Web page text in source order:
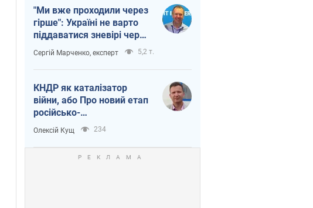
"Ми вже проходили через
гірше": Україні не варто
піддаватися зневірі через
ракетний терор
Сергій Марченко, експерт 5,2 т.
КНДР як каталізатор
війни, або Про новий етап
російсько-
північнокорейського
Олексій Кущ 234